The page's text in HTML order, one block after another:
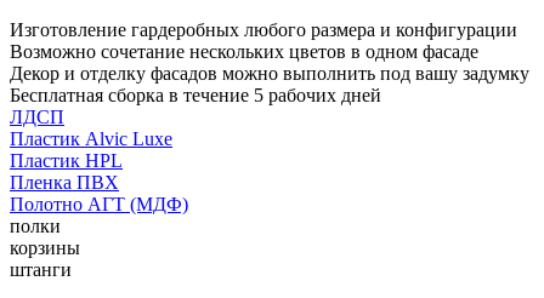
Изготовление гардеробных любого размера и конфигурации
Возможно сочетание нескольких цветов в одном фасаде
Декор и отделку фасадов можно выполнить под вашу задумку
Бесплатная сборка в течение 5 рабочих дней
ЛДСП
Пластик Alvic Luxe
Пластик HPL
Пленка ПВХ
Полотно АГТ (МДФ)
полки
корзины
штанги